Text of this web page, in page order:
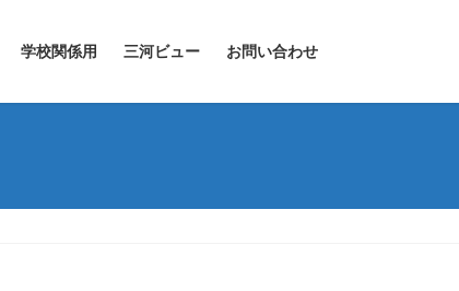
学校関係用 三河ビュー お問い合わせ